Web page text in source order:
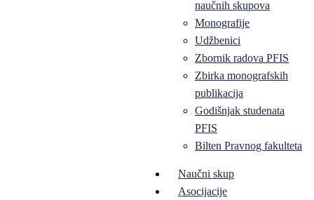
naučnih skupova
Monografije
Udžbenici
Zbornik radova PFIS
Zbirka monografskih
publikacija
Godišnjak studenata
PFIS
Bilten Pravnog fakulteta
Naučni skup
Asocijacije